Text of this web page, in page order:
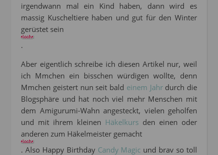
irgendwann mal ein Kind haben, dann wird es
massig Kuscheltiere haben und gut für den Winter
gerüstet sein
.
Aber eigentlich schreibe ich diesen Artikel nur, weil
ich Mmchen ein bisschen würdigen wollte, denn
Mmchen geistert nun seit bald einem Jahr durch die
Blogsphäre und hat noch viel mehr Menschen mit
dem Amigurumi-Wahn angesteckt, vielen geholfen
und mit ihrem kleinen Häkelkurs den einen oder
anderen zum Häkelmeister gemacht
. Also Happy Birthday Candy Magic und brav so toll